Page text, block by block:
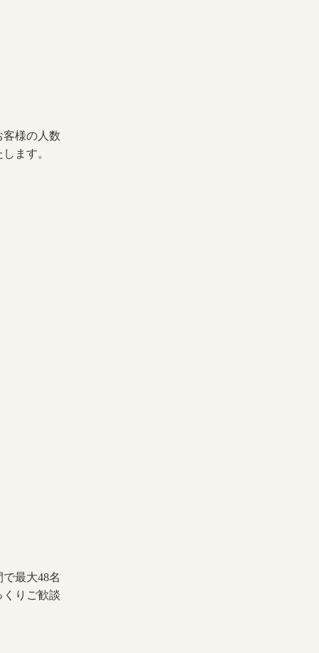
客様の人数
ます。
最大48名
りご歓談